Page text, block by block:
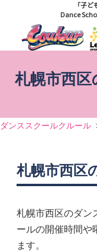
「子
Dance
札幌市西
ダンススクールクルール
札幌市西区
札幌市西区のダン
ールの開催時間や
ます。